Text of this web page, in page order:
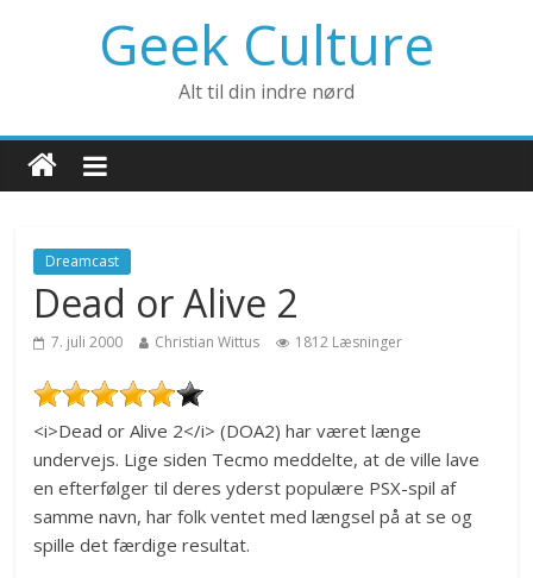
Geek Culture
Alt til din indre nørd
Dreamcast
Dead or Alive 2
7. juli 2000 Christian Wittus 1812 Læsninger
<i>Dead or Alive 2</i> (DOA2) har været længe
undervejs. Lige siden Tecmo meddelte, at de ville lave
en efterfølger til deres yderst populære PSX-spil af
samme navn, har folk ventet med længsel på at se og
spille det færdige resultat.